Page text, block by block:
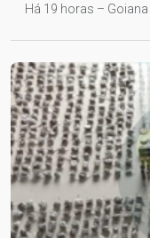
Há 19 horas – Goiana